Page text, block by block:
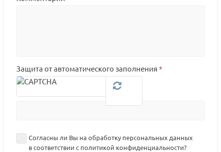
Защита от автоматического заполнения *
Согласны ли Вы на обработку персональных данных
в соответствии с политикой конфиденциальности?